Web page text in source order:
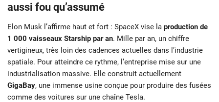
aussi fou qu’assumé
Elon Musk l’affirme haut et fort : SpaceX vise la production de
1 000 vaisseaux Starship par an. Mille par an, un chiffre
vertigineux, très loin des cadences actuelles dans l’industrie
spatiale. Pour atteindre ce rythme, l’entreprise mise sur une
industrialisation massive. Elle construit actuellement
GigaBay, une immense usine conçue pour produire des fusées
comme des voitures sur une chaîne Tesla.